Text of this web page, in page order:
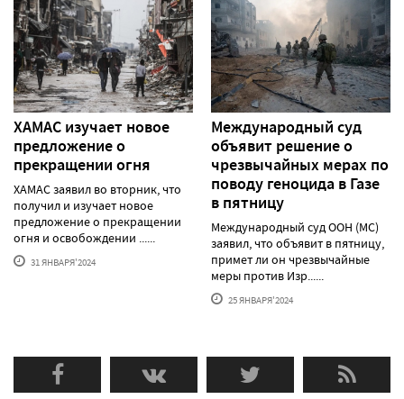
ХАМАС изучает новое
предложение о
прекращении огня
ХАМАС заявил во вторник, что
получил и изучает новое
предложение о прекращении
огня и освобождении ......
31 ЯНВАРЯ'2024
Международный суд
объявит решение о
чрезвычайных мерах по
поводу геноцида в Газе
в пятницу
Международный суд ООН (МС)
заявил, что объявит в пятницу,
примет ли он чрезвычайные
меры против Изр......
25 ЯНВАРЯ'2024